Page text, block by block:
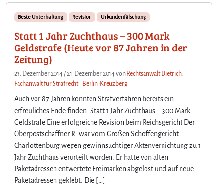
Beste Unterhaltung Revision Urkundenfälschung
Statt 1 Jahr Zuchthaus – 300 Mark
Geldstrafe (Heute vor 87 Jahren in der
Zeitung)
23. Dezember 2014 /21. Dezember 2014von Rechtsanwalt Dietrich,
Fachanwalt für Strafrecht - Berlin-Kreuzberg
Auch vor 87 Jahren konnten Strafverfahren bereits ein
erfreuliches Ende finden: Statt 1 Jahr Zuchthaus – 300 Mark
Geldstrafe Eine erfolgreiche Revision beim Reichsgericht Der
Oberpostschaffner R. war vom Großen Schöffengericht
Charlottenburg wegen gewinnsüchtiger Aktenvernichtung zu 1
Jahr Zuchthaus verurteilt worden. Er hatte von alten
Paketadressen entwertete Freimarken abgelöst und auf neue
Paketadressen geklebt. Die […]